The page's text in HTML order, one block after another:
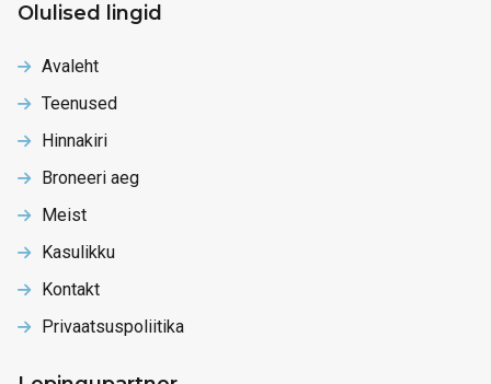
Olulised lingid
Avaleht
Teenused
Hinnakiri
Broneeri aeg
Meist
Kasulikku
Kontakt
Privaatsuspoliitika